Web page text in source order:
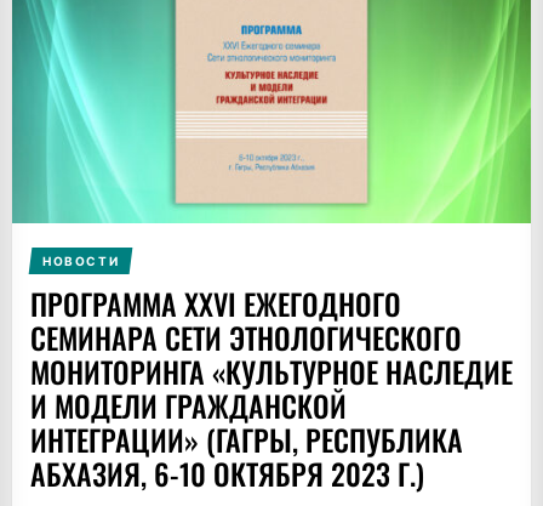
НОВОСТИ
ПРОГРАММА XXVI ЕЖЕГОДНОГО
СЕМИНАРА СЕТИ ЭТНОЛОГИЧЕСКОГО
МОНИТОРИНГА «КУЛЬТУРНОЕ НАСЛЕДИЕ
И МОДЕЛИ ГРАЖДАНСКОЙ
ИНТЕГРАЦИИ» (ГАГРЫ, РЕСПУБЛИКА
АБХАЗИЯ, 6-10 ОКТЯБРЯ 2023 Г.)